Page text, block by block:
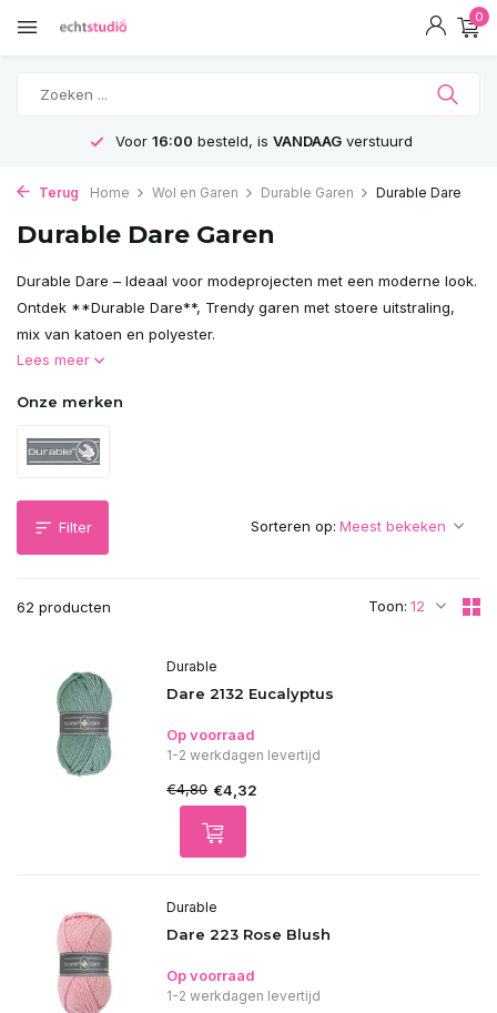
0
Voor 16:00 besteld, is VANDAAGverstuurd
Terug Home Wol en Garen Durable Garen Durable Dare
Durable Dare Garen
Durable Dare – Ideaal voor modeprojecten met een moderne look.
Ontdek **Durable Dare**, Trendy garen met stoere uitstraling,
mix van katoen en polyester.
Lees meer
Onze merken
Filter
62 producten Toon:
Sorteren op:
Durable
Dare 2132 Eucalyptus
Op voorraad
1-2 werkdagen levertijd
€4,80 €4,32
Durable
Dare 223 Rose Blush
Op voorraad
1-2 werkdagen levertijd